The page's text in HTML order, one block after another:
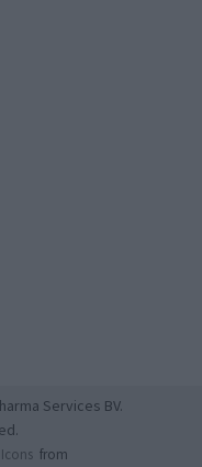
Services BV.
from